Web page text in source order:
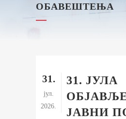
ОБАВЕШТЕЊА
31.
јул.
2026.
31. ЈУЛА
ЈАВНИ